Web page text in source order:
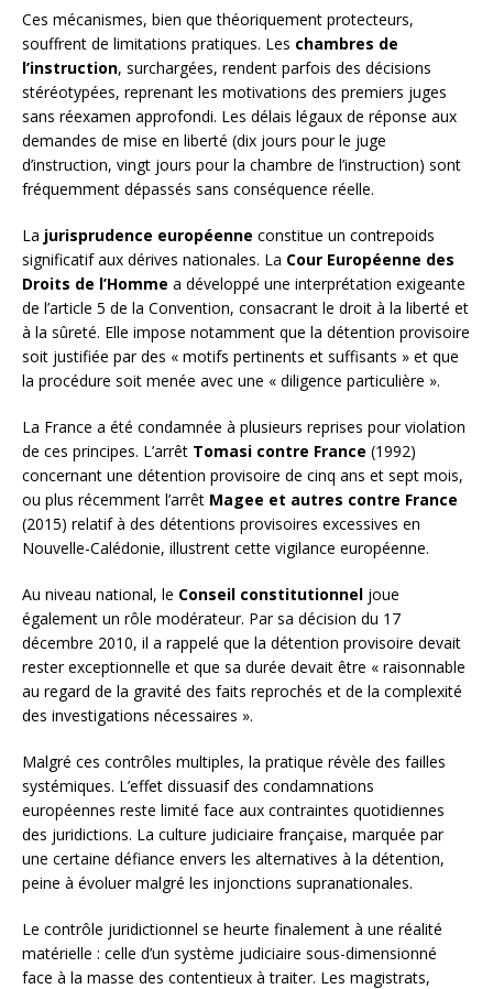
Ces mécanismes, bien que théoriquement protecteurs,
souffrent de limitations pratiques. Les chambres de
l’instruction, surchargées, rendent parfois des décisions
stéréotypées, reprenant les motivations des premiers juges
sans réexamen approfondi. Les délais légaux de réponse aux
demandes de mise en liberté (dix jours pour le juge
d’instruction, vingt jours pour la chambre de l’instruction) sont
fréquemment dépassés sans conséquence réelle.
La jurisprudence européenne constitue un contrepoids
significatif aux dérives nationales. La Cour Européenne des
Droits de l’Homme a développé une interprétation exigeante
de l’article 5 de la Convention, consacrant le droit à la liberté et
à la sûreté. Elle impose notamment que la détention provisoire
soit justifiée par des « motifs pertinents et suffisants » et que
la procédure soit menée avec une « diligence particulière ».
La France a été condamnée à plusieurs reprises pour violation
de ces principes. L’arrêt Tomasi contre France (1992)
concernant une détention provisoire de cinq ans et sept mois,
ou plus récemment l’arrêt Magee et autres contre France
(2015) relatif à des détentions provisoires excessives en
Nouvelle-Calédonie, illustrent cette vigilance européenne.
Au niveau national, le Conseil constitutionnel joue
également un rôle modérateur. Par sa décision du 17
décembre 2010, il a rappelé que la détention provisoire devait
rester exceptionnelle et que sa durée devait être « raisonnable
au regard de la gravité des faits reprochés et de la complexité
des investigations nécessaires ».
Malgré ces contrôles multiples, la pratique révèle des failles
systémiques. L’effet dissuasif des condamnations
européennes reste limité face aux contraintes quotidiennes
des juridictions. La culture judiciaire française, marquée par
une certaine défiance envers les alternatives à la détention,
peine à évoluer malgré les injonctions supranationales.
Le contrôle juridictionnel se heurte finalement à une réalité
matérielle : celle d’un système judiciaire sous-dimensionné
face à la masse des contentieux à traiter. Les magistrats,